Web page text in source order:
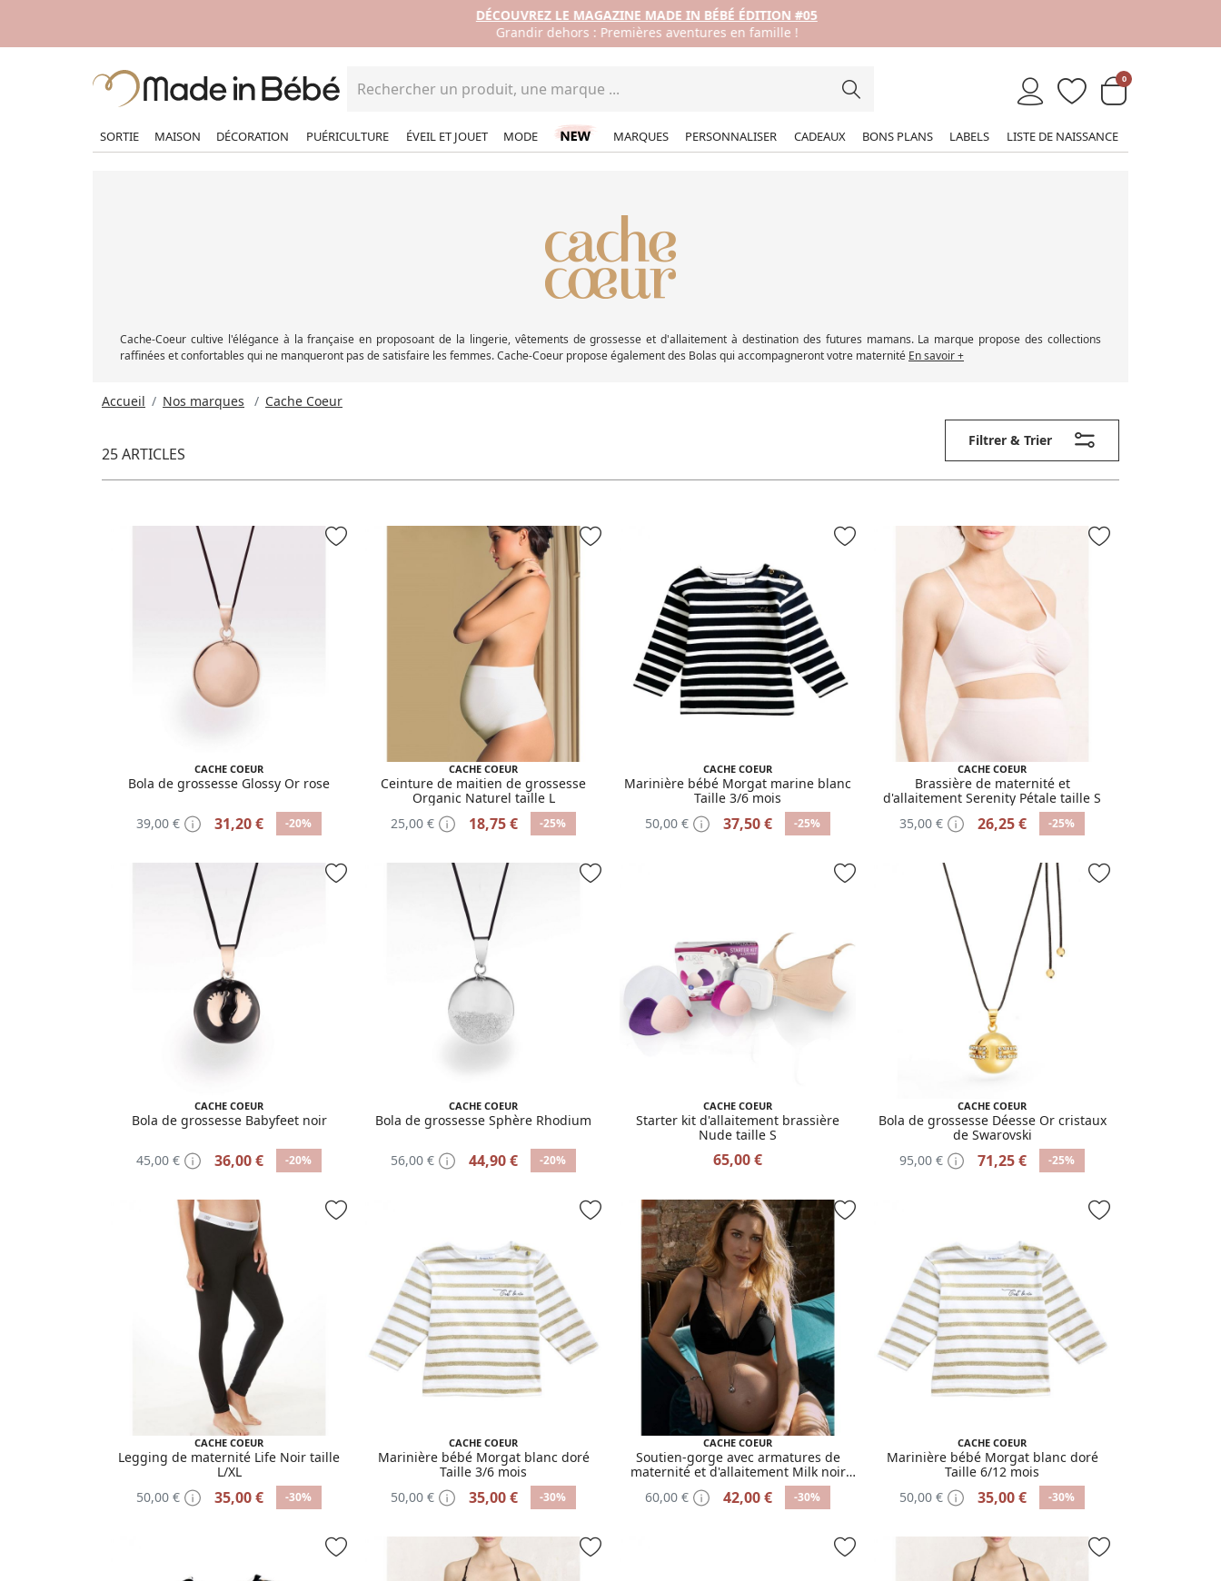
DÉCOUVREZ LE MAGAZINE MADE IN BÉBÉ ÉDITION #05
Grandir dehors : Premières aventures en famille !
0
SORTIE MAISON DÉCORATION PUÉRICULTURE ÉVEIL ET JOUET MODE MARQUES PERSONNALISER CADEAUX BONS PLANS LABELS LISTE DE NAISSANCE
Cache-Coeur cultive l'élégance à la française en proposoant de la lingerie, vêtements de grossesse et d'allaitement à destination des futures mamans. La marque propose des collections
raffinées et confortables qui ne manqueront pas de satisfaire les femmes. Cache-Coeur propose également des Bolas qui accompagneront votre maternité En savoir +
Accueil Nos marques Cache Coeur
25 ARTICLES
Filtrer & Trier
CACHE COEUR
Bola de grossesse Glossy Or rose
39,00 € 31,20 € -20%
CACHE COEUR
Ceinture de maitien de grossesse
Organic Naturel taille L
25,00 €
18,75 € -25%
CACHE COEUR
Marinière bébé Morgat marine blanc
Taille 3/6 mois
50,00 €
37,50 € -25%
CACHE COEUR
Brassière de maternité et
d'allaitement Serenity Pétale taille S
35,00 €
26,25 € -25%
CACHE COEUR
Bola de grossesse Babyfeet noir
45,00 € 36,00 € -20%
CACHE COEUR
Bola de grossesse Sphère Rhodium
56,00 € 44,90 € -20%
CACHE COEUR
Starter kit d'allaitement brassière
Nude taille S
65,00 €
CACHE COEUR
Bola de grossesse Déesse Or cristaux
de Swarovski
95,00 €
71,25 € -25%
CACHE COEUR
Legging de maternité Life Noir taille
L/XL
50,00 €
35,00 € -30%
CACHE COEUR
Marinière bébé Morgat blanc doré
Taille 3/6 mois
50,00 €
35,00 € -30%
CACHE COEUR
Soutien-gorge avec armatures de
maternité et d'allaitement Milk noir
60,00 € 42,00 € -30%
CACHE COEUR
Marinière bébé Morgat blanc doré
Taille 6/12 mois
50,00 €
35,00 € -30%